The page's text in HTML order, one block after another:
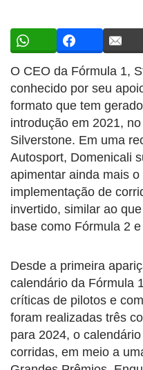
O CEO da Fórmula 1,
conhecido por seu
formato que tem
introdução em 2021,
Silverstone. Em uma
Autosport, Domenicali
apimentar ainda mais
implementação de
invertido, similar ao
base como Fórmula 2
Desde a primeira
calendário da Fórmula
críticas de pilotos e
foram realizadas três
para 2024, o
corridas, em meio a